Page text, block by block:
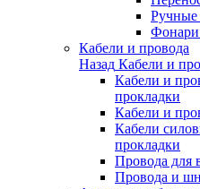
Ручные
Фонари
Кабели и провода
Назад Кабели и
Кабели и
прокладки
Кабели и
Кабели
прокладки
Провода для
Провода и